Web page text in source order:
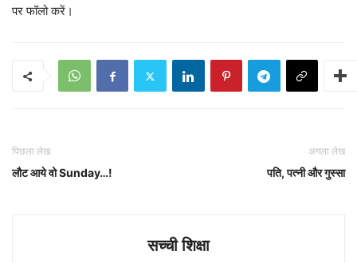
पर फॉलो करें।
पिछला लेख
लौट आये वो Sunday…!
अगला लेख
पति, पत्नी और गुस्सा
सच्ची शिक्षा